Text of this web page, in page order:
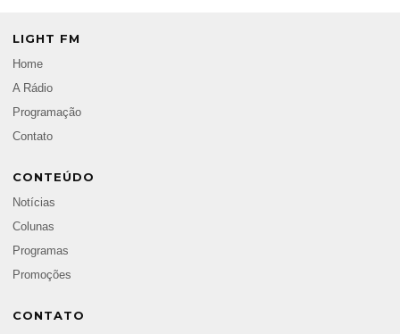
LIGHT FM
Home
A Rádio
Programação
Contato
CONTEÚDO
Notícias
Colunas
Programas
Promoções
CONTATO